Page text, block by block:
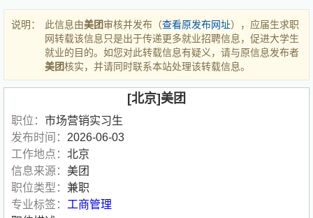
说明： 此信息由美团审核并发布（查看原发布网址），应届生求职
网转载该信息只是出于传递更多就业招聘信息，促进大学生
就业的目的。如您对此转载信息有疑义，请与原信息发布者
美团核实，并请同时联系本站处理该转载信息。
[北京]美团
职位： 市场营销实习生
发布时间： 2026-06-03
工作地点： 北京
信息来源： 美团
职位类型： 兼职
专业标签： 工商管理